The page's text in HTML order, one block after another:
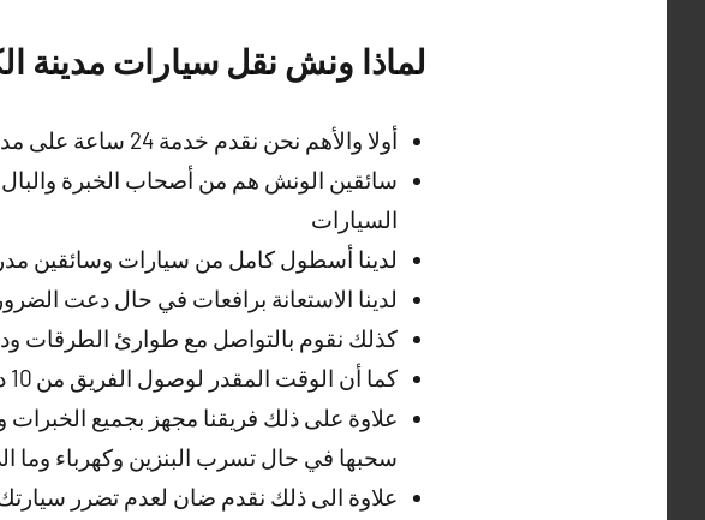
لماذا ونش نقل سيارات مدينة
أولا والأهم نحن نقدم خدمة 24 ساعة على مدار اليوم وطيلة أيام الأسبوع
سائقين الونش هم من أصحاب الخبرة
السيارات
لدينا أسطول كامل من سيارات وسائقين
لدينا الاستعانة برافعات في حال دعت
كذلك نقوم بالتواصل مع طوارئ الطرقات
كما أن الوقت المقدر لوصول الفريق من 10 دقائق الى 25 دقيقة كحد أقصى
علاوة على ذلك فريقنا مجهز بجميع
سحبها في حال تسرب البنزين وكهرباء وما
علاوة الى ذلك نقدم ضان لعدم تضرر